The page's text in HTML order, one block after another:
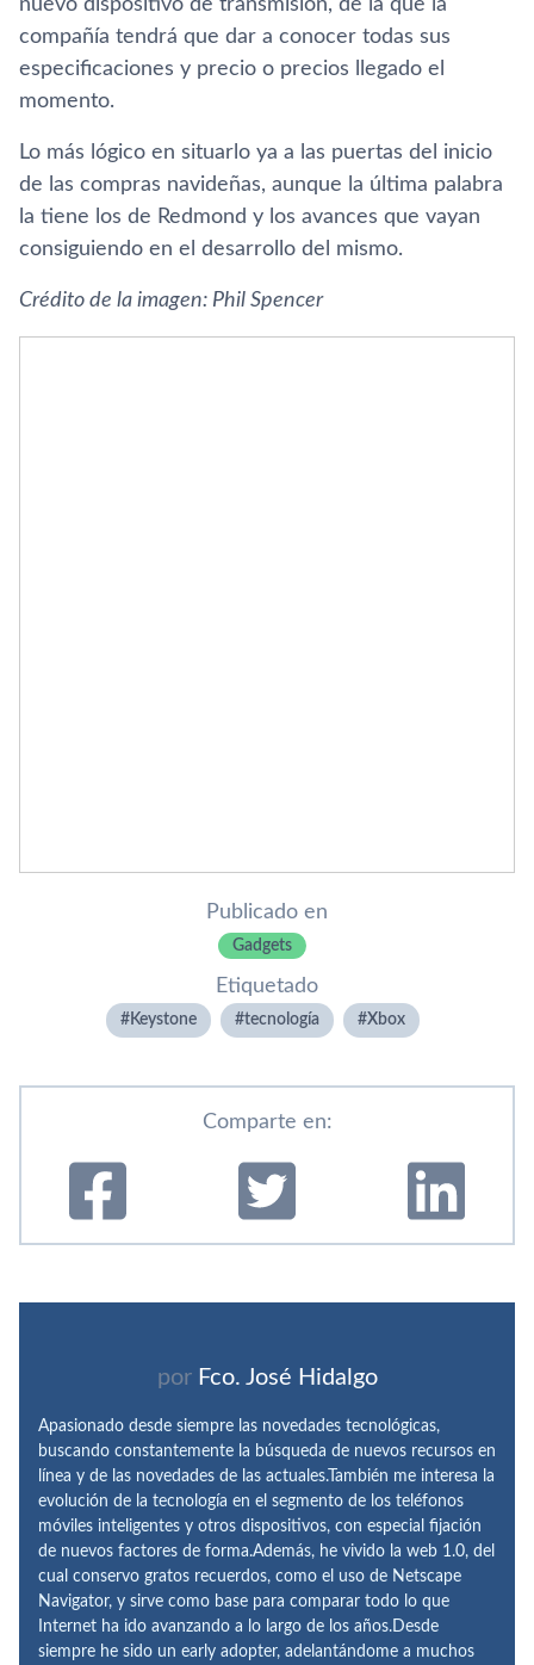
nuevo dispositivo de transmisión, de la que la
compañía tendrá que dar a conocer todas sus
especificaciones y precio o precios llegado el
momento.
Lo más lógico en situarlo ya a las puertas del inicio
de las compras navideñas, aunque la última palabra
la tiene los de Redmond y los avances que vayan
consiguiendo en el desarrollo del mismo.
Crédito de la imagen: Phil Spencer
Publicado en
Gadgets
Etiquetado
Keystone tecnologí­a Xbox
Comparte en:
por Fco. José Hidalgo
Apasionado desde siempre las novedades tecnológicas,
buscando constantemente la búsqueda de nuevos recursos en
línea y de las novedades de las actuales.También me interesa la
evolución de la tecnología en el segmento de los teléfonos
móviles inteligentes y otros dispositivos, con especial fijación
de nuevos factores de forma.Además, he vivido la web 1.0, del
cual conservo gratos recuerdos, como el uso de Netscape
Navigator, y sirve como base para comparar todo lo que
Internet ha ido avanzando a lo largo de los años.Desde
siempre he sido un early adopter, adelantándome a muchos